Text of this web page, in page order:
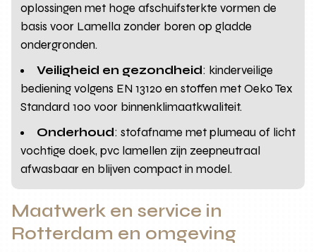
oplossingen met hoge afschuifsterkte vormen de
basis voor Lamella zonder boren op gladde
ondergronden.
Veiligheid en gezondheid: kinderveilige
bediening volgens EN 13120 en stoffen met Oeko Tex
Standard 100 voor binnenklimaatkwaliteit.
Onderhoud: stofafname met plumeau of licht
vochtige doek, pvc lamellen zijn zeepneutraal
afwasbaar en blijven compact in model.
Maatwerk en service in
Rotterdam en omgeving